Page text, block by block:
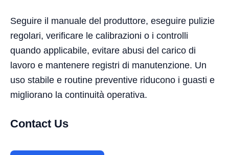
Seguire il manuale del produttore, eseguire pulizie
regolari, verificare le calibrazioni o i controlli
quando applicabile, evitare abusi del carico di
lavoro e mantenere registri di manutenzione. Un
uso stabile e routine preventive riducono i guasti e
migliorano la continuità operativa.
Contact Us